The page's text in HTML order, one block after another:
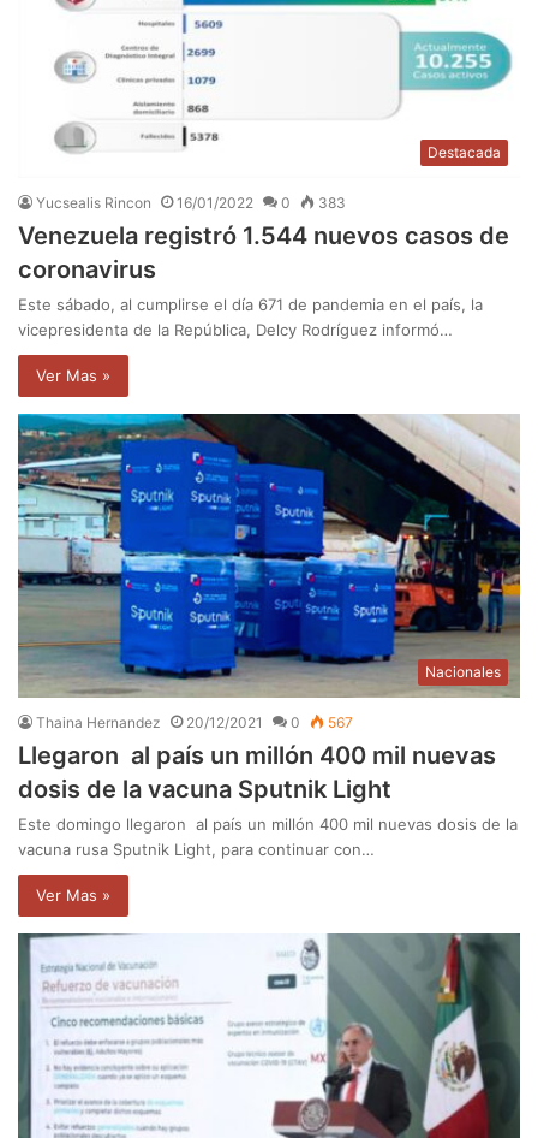
Destacada
Yucsealis Rincon 16/01/2022 0 383
Venezuela registró 1.544 nuevos casos de
coronavirus
Este sábado, al cumplirse el día 671 de pandemia en el país, la
vicepresidenta de la República, Delcy Rodríguez informó…
Ver Mas »
Nacionales
Thaina Hernandez 20/12/2021 0 567
Llegaron al país un millón 400 mil nuevas
dosis de la vacuna Sputnik Light
Este domingo llegaron al país un millón 400 mil nuevas dosis de la
vacuna rusa Sputnik Light, para continuar con…
Ver Mas »